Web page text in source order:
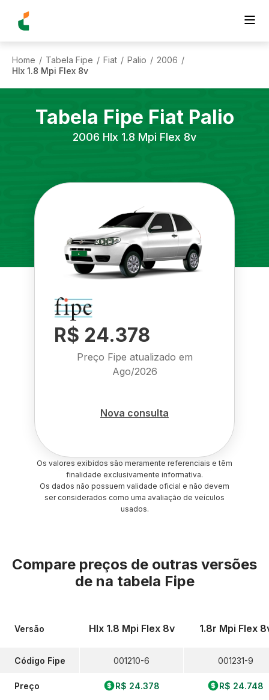
Home / Tabela Fipe / Fiat / Palio / 2006 /
Hlx 1.8 Mpi Flex 8v
Tabela Fipe Fiat Palio
2006 Hlx 1.8 Mpi Flex 8v
R$ 24.378
Preço Fipe atualizado em
Ago/2026
Nova consulta
Os valores exibidos são meramente referenciais e têm
finalidade exclusivamente informativa.
Os dados não possuem validade oficial e não devem
ser considerados como uma avaliação de veículos
usados.
Compare preços de outras versões
de na tabela Fipe
Versão
Código Fipe
Preço
Hlx 1.8 Mpi Flex 8v
001210-6
R$ 24.378
1.8r Mpi Flex
001231-9
R$ 24.748